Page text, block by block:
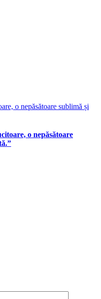
o nepăsătoare sublimă și
o nepăsătoare